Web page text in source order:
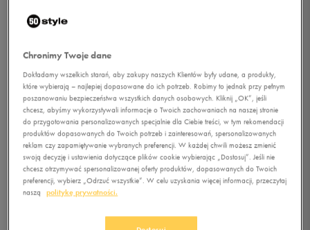
1/4
Chronimy Twoje dane
Dokładamy wszelkich starań, aby zakupy naszych Klientów były udane, a produkty,
które wybierają – najlepiej dopasowane do ich potrzeb. Robimy to jednak przy pełnym
poszanowaniu bezpieczeństwa wszystkich danych osobowych. Kliknij „OK”, jeśli
chcesz, abyśmy wykorzystywali informacje o Twoich zachowaniach na naszej stronie
do przygotowania personalizowanych specjalnie dla Ciebie treści, w tym rekomendacji
produktów dopasowanych do Twoich potrzeb i zainteresowań, spersonalizowanych
reklam czy zapamiętywanie wybranych preferencji. W każdej chwili możesz zmienić
swoją decyzję i ustawienia dotyczące plików cookie wybierając „Dostosuj”. Jeśli nie
chcesz otrzymywać spersonalizowanej oferty produktów, dopasowanych do Twoich
preferencji, wybierz „Odrzuć wszystkie”. W celu uzyskania więcej informacji, przeczytaj
naszą
politykę prywatności.